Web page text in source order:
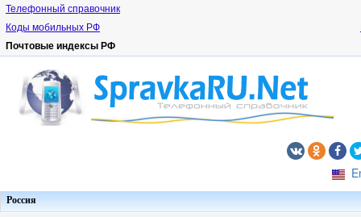
Телефонный справочник
Коды мобильных РФ
Почтовые индексы РФ
Россия